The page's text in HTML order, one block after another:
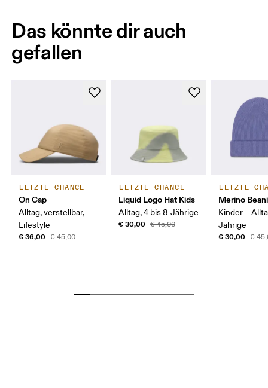
Das könnte dir auch
gefallen
LETZTE CHANCE
On Cap
Alltag, verstellbar,
Lifestyle
€ 36,00 € 45,00
LETZTE CHANCE
Liquid Logo Hat Kids
Alltag, 4 bis 8-Jährige
€ 30,00 € 45,00
LETZTE
Merino
Kinder –
Jährige
€ 30,00 €